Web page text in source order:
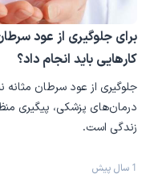
ادراری را مختل کرده
کنند. تشخیص
بهبود نتایج بیماران دارد.
نام بیماری
سرطان کلیه
کلیوی)
برای جلوگیری از عود
کارهایی باید انجام داد؟
جلوگیری از عود سرطان مثانه
درمان‌های پزشکی، پیگیری
زندگی است.
1 سال پیش